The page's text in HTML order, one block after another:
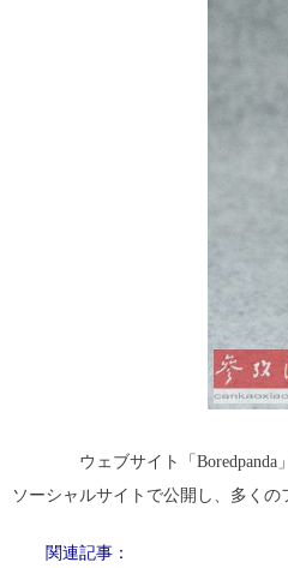
ウェブサイト「Boredpanda
ソーシャルサイトで公開し、多くの
関連記事：